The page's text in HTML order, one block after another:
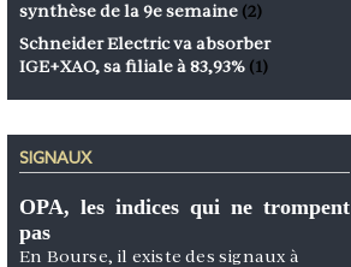
synthèse de la 9e semaine (2)
Schneider Electric va absorber
IGE+XAO, sa filiale à 83,93% (1)
SIGNAUX
OPA, les indices qui ne trompent
pas
En Bourse, il existe des signaux à